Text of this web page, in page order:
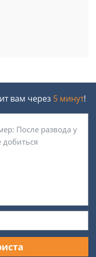
вам через 5 минут!